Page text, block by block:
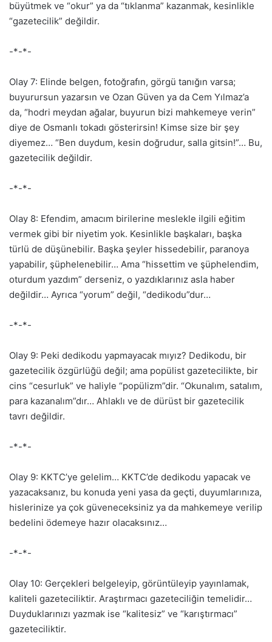
büyütmek ve “okur” ya da “tıklanma” kazanmak, kesinlikle
“gazetecilik” değildir.
-*-*-
Olay 7: Elinde belgen, fotoğrafın, görgü tanığın varsa;
buyurursun yazarsın ve Ozan Güven ya da Cem Yılmaz’a
da, “hodri meydan ağalar, buyurun bizi mahkemeye verin”
diye de Osmanlı tokadı gösterirsin! Kimse size bir şey
diyemez… “Ben duydum, kesin doğrudur, salla gitsin!”… Bu,
gazetecilik değildir.
-*-*-
Olay 8: Efendim, amacım birilerine meslekle ilgili eğitim
vermek gibi bir niyetim yok. Kesinlikle başkaları, başka
türlü de düşünebilir. Başka şeyler hissedebilir, paranoya
yapabilir, şüphelenebilir… Ama “hissettim ve şüphelendim,
oturdum yazdım” derseniz, o yazdıklarınız asla haber
değildir… Ayrıca “yorum” değil, “dedikodu”dur…
-*-*-
Olay 9: Peki dedikodu yapmayacak mıyız? Dedikodu, bir
gazetecilik özgürlüğü değil; ama popülist gazetecilikte, bir
cins “cesurluk” ve haliyle “popülizm”dir. “Okunalım, satalım,
para kazanalım”dır… Ahlaklı ve de dürüst bir gazetecilik
tavrı değildir.
-*-*-
Olay 9: KKTC’ye gelelim… KKTC’de dedikodu yapacak ve
yazacaksanız, bu konuda yeni yasa da geçti, duyumlarınıza,
hislerinize ya çok güveneceksiniz ya da mahkemeye verilip
bedelini ödemeye hazır olacaksınız…
-*-*-
Olay 10: Gerçekleri belgeleyip, görüntüleyip yayınlamak,
kaliteli gazeteciliktir. Araştırmacı gazeteciliğin temelidir…
Duyduklarınızı yazmak ise “kalitesiz” ve “karıştırmacı”
gazeteciliktir.